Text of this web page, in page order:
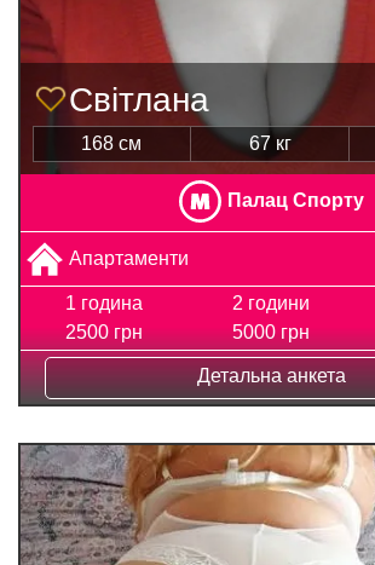
Світлана
168 см 67 кг
Палац Спорту
Апартаменти
1 година
2500 грн
2 години
5000 грн
Детальна анкета